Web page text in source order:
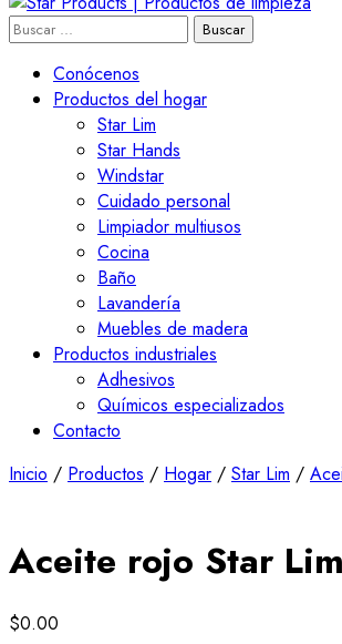
Star Products |
Star Products |
Buscar:
Conócenos
Productos del hogar
Star Lim
Star Hands
Windstar
Cuidado personal
Limpiador multiusos
Cocina
Baño
Lavandería
Muebles de madera
Productos industriales
Adhesivos
Químicos especializados
Contacto
Inicio / Productos / Hogar / Star Lim /
Aceite rojo Star Lim
$0.00